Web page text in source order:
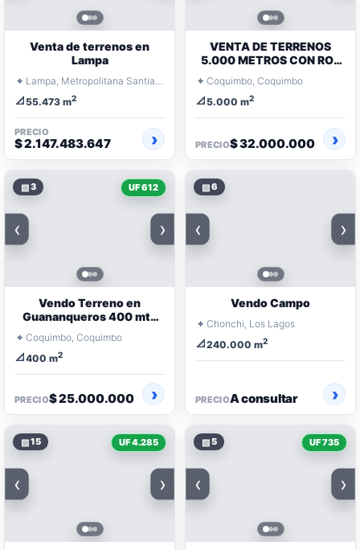
Venta de terrenos en
Lampa
⌖
Lampa, Metropolitana Santiago
📐55.473 m2
PRECIO
$ 2.147.483.647
VENTA DE TERRENOS
5.000 METROS CON ROL
100% PLANOS
⌖ Coquimbo, Coquimbo
📐5.000 m2
PRECIO$ 32.000.000
▧3 UF 612
‹ ›
Vendo Terreno en
Guananqueros 400 mts
cuadrados
⌖ Coquimbo, Coquimbo
📐400 m2
PRECIO$ 25.000.000
▧6
‹ ›
Vendo Campo
⌖ Chonchi, Los Lagos
📐240.000 m2
PRECIOA consultar
▧15 UF 4.285
‹ ›
▧5 UF 735
‹ ›